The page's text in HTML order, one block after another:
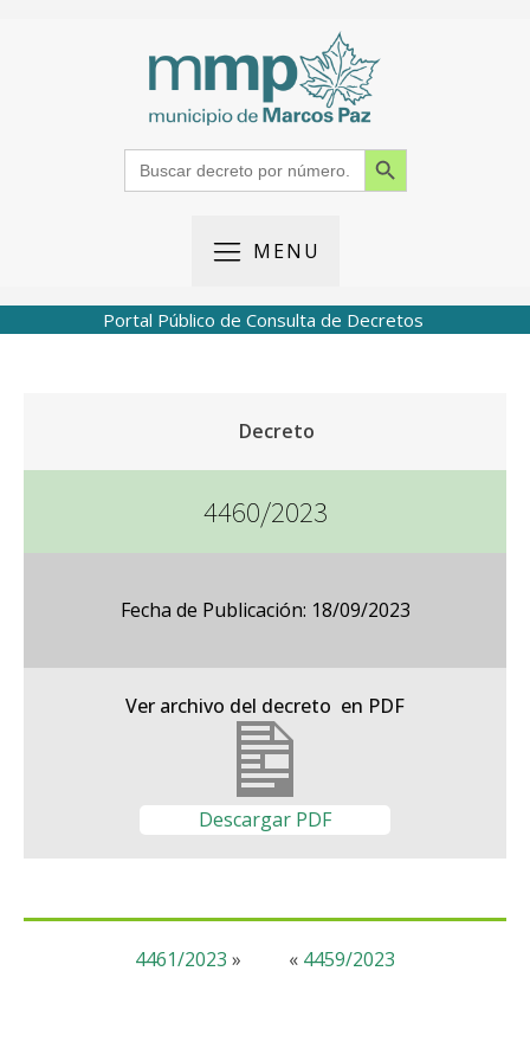
Search
for:
Search Button
MENU
Portal Público de Consulta de Decretos
Decreto
4460/2023
Fecha de Publicación: 18/09/2023
Ver archivo del decreto en PDF
Descargar PDF
« 4459/2023
4461/2023 »